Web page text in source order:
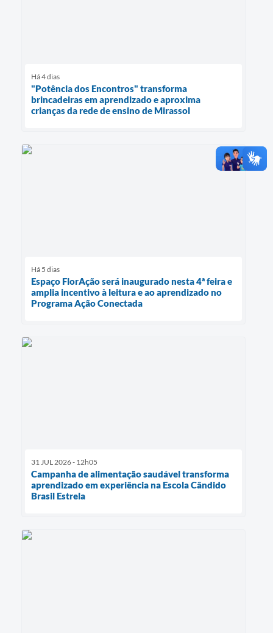
Há 4 dias
"Potência dos Encontros" transforma
brincadeiras em aprendizado e aproxima
crianças da rede de ensino de Mirassol
Há 5 dias
Espaço FlorAção será inaugurado nesta 4ª feira e
amplia incentivo à leitura e ao aprendizado no
Programa Ação Conectada
31 JUL 2026 - 12h05
Campanha de alimentação saudável transforma
aprendizado em experiência na Escola Cândido
Brasil Estrela